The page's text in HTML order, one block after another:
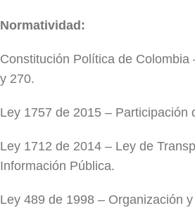
Normatividad:
Constitución Política de Colombia
y 270.
Ley 1757 de 2015 – Participación
Ley 1712 de 2014 – Ley de
Información Pública.
Ley 489 de 1998 – Organización